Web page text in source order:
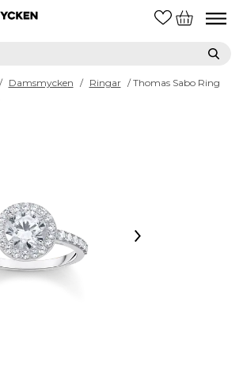
/ Damsmycken / Ringar / Thomas Sabo Ring